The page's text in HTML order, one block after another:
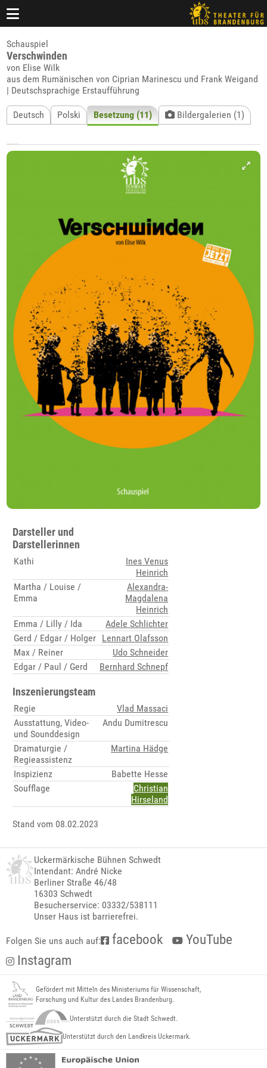
Schauspiel
Verschwinden
von Elise Wilk
aus dem Rumänischen von Ciprian Marinescu und Frank Weigand
| Deutschsprachige Erstaufführung
Deutsch Polski Besetzung (11) Bildergalerien (1)
Darsteller und
Darstellerinnen
Kathi
Ines Venus
Heinrich
Martha / Louise /
Emma
Alexandra-
Magdalena
Heinrich
Emma / Lilly / Ida
Adele Schlichter
Gerd / Edgar / Holger Lennart Olafsson
Max / Reiner
Udo Schneider
Edgar / Paul / Gerd
Bernhard Schnepf
Inszenierungsteam
Regie
Vlad Massaci
Ausstattung, Video-
und Sounddesign
Andu Dumitrescu
Dramaturgie /
Regieassistenz
Martina Hädge
Inspizienz
Babette Hesse
Soufflage
Christian
Hirseland
Stand vom 08.02.2023
Uckermärkische Bühnen Schwedt
Intendant: André Nicke
Berliner Straße 46/48
16303 Schwedt
Besucherservice: 03332/538111
Unser Haus ist barrierefrei.
Folgen Sie uns auch auf: facebook
YouTube
Instagram
Gefördert mit Mitteln des Ministeriums für Wissenschaft,
Forschung und Kultur des Landes Brandenburg.
Unterstützt durch die Stadt Schwedt.
Unterstützt durch den Landkreis Uckermark.